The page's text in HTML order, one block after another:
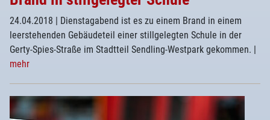
24.04.2018 | Dienstagabend ist es zu einem Brand in einem
leerstehenden Gebäudeteil einer stillgelegten Schule in der
Gerty-Spies-Straße im Stadtteil Sendling-Westpark gekommen. |
mehr